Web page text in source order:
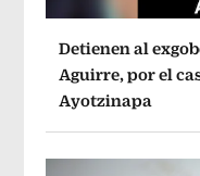
Detienen al
Aguirre, por el
Ayotzinapa